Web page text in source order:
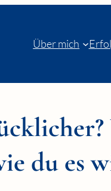
Über mich
du es